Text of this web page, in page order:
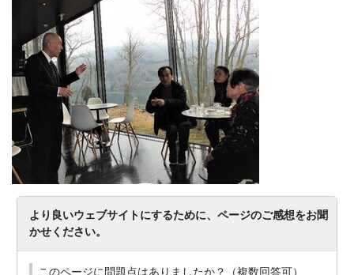
より良いウェブサイトにするために、ページのご感想をお聞
かせください。
このページに問題点はありましたか？（複数回答可）